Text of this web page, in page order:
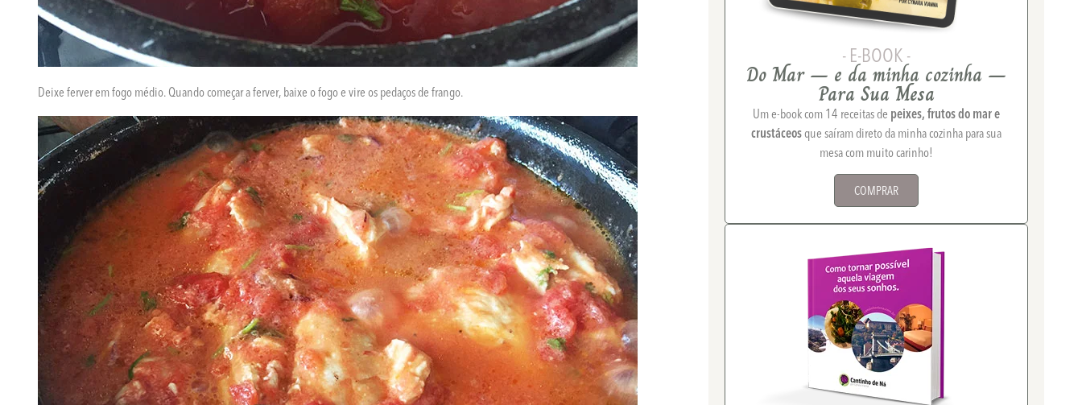
Deixe ferver em fogo médio. Quando começar a ferver, baixe o fogo e vire os pedaços de frango.
- E-BOOK -
Do Mar – e da minha cozinha –
Para Sua Mesa
Um e-book com 14 receitas de peixes, frutos do mar e
crustáceosque saíram direto da minha cozinha para sua
mesa com muito carinho!
COMPRAR